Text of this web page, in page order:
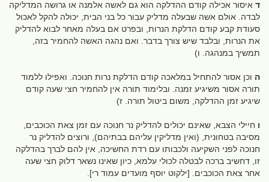
ד איסור אכילה קודם ההדלקה הוא גם לאשה אלמנה או גרושה המדליקה
לבדה. אולם אשה שבעלה מדליק עבור כל בני הבית, יכולה להקל לאכול
סעודת קבע קודם הדלקת הנרות, ובפרט אם בעלה מאחר לבוא להדליק
את הנרות, ובלבד שיש צורך בדבר. ואם נהגה האשה להחמיר בזה,
תמשיך במנהגה. ו)
ה וכן אסור להתחיל במלאכה קודם הדלקת נרות חנוכה. ואפילו ללמוד
תורה אסור משיגיע זמנה. ובלימוד תורה אין להחמיר חצי שעה קודם
שיגיע זמן ההדלקה, משום ביטול תורה. ז)
ו חיילי הצבא, שאינם יכולים להדליק נר חנוכה עם זמן צאת הכוכבים,
מסיבה בטחונית, (ואין מדליקין עליהם בבתיהם), ורוצים להדליק נר
חנוכה לפני השקיעה ולכבותו עם רדת החשיכה, אין להם לברך בהדלקה
זו, דחשיב ברכה לבטלה לכולי עלמא, כיון שאינו נשאר דלוק חצי שעה
אחר צאת הכוכבים. [ילקוט יוסף מועדים עמוד רי].